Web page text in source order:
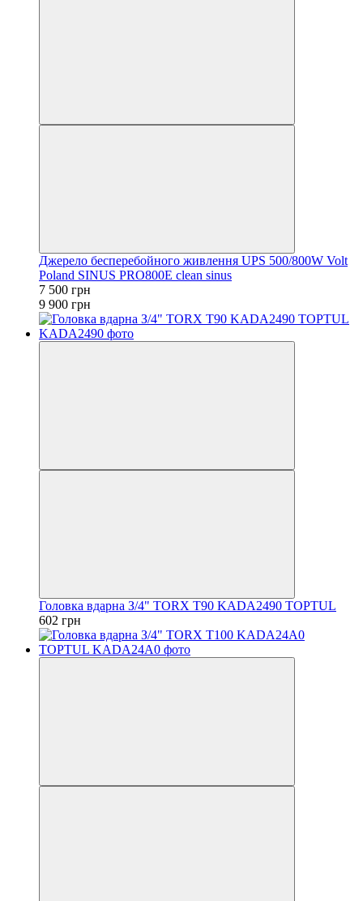
Джерело бесперебойного живлення UPS 500/800W Volt
Poland SINUS PRO800E clean sinus
7 500 грн
9 900 грн
Головка вдарна З/4" TORX T90 KADA2490 TOPTUL
602 грн